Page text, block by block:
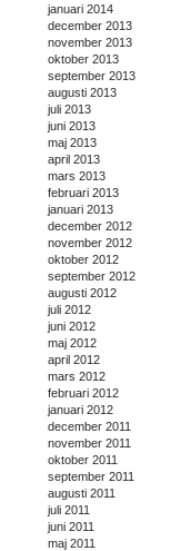
januari 2014
december 2013
november 2013
oktober 2013
september 2013
augusti 2013
juli 2013
juni 2013
maj 2013
april 2013
mars 2013
februari 2013
januari 2013
december 2012
november 2012
oktober 2012
september 2012
augusti 2012
juli 2012
juni 2012
maj 2012
april 2012
mars 2012
februari 2012
januari 2012
december 2011
november 2011
oktober 2011
september 2011
augusti 2011
juli 2011
juni 2011
maj 2011